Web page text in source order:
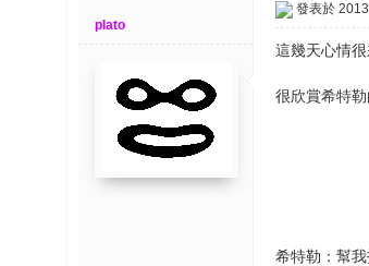
plato
發表於
這幾天心情
很欣賞希特
希特勒：幫